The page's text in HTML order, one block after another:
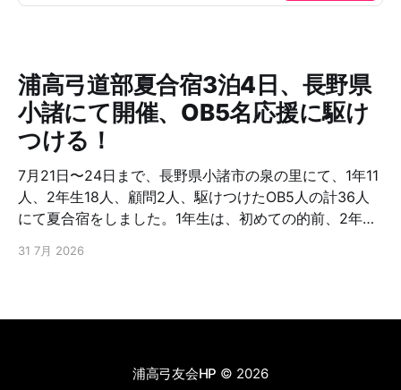
浦高弓道部夏合宿3泊4日、長野県
小諸にて開催、OB5名応援に駆け
つける！
7月21日〜24日まで、長野県小諸市の泉の里にて、1年11
人、2年生18人、顧問2人、駆けつけたOB5人の計36人
にて夏合宿をしました。1年生は、初めての的前、2年生
れ、またOB含めたトーナメントをしたりと交流を深めた
上を目指してもらいたい。頑張！ファイト!
31 7月 2026
浦高弓友会HP © 2026